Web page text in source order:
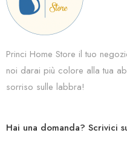
Princi Home Store il tuo
noi darai più colore alla tua
sorriso sulle labbra!
Hai una domanda? Scrivici